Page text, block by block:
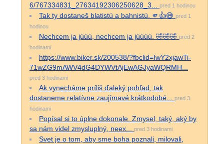
6/767334831_27634192306250628_3...
pred 1 hodinou
Tak ty dostaneš blatistú a bahnistú. 🫵👍😅 pred 1
hodinou
Nechcem ja júúú, nechcem ja júúúú. 🤣🤣🤣 pred 2
hodinami
https://www.biker.sk/200538/?fbclid=IwY2xjawTi-
71wZG9mAWV4dG4DYWVtAjEwAGJyaWQRMH...
pred 3 hodinami
Ak vynecháme príliš ďaleký pohľad, tak
dostaneme relatívne zaujímavé krátkodobé...
pred 3
hodinami
Popísal si to úplne dokonale. Zmysel, taký, aký by
sa nám videl zmysluplný, neex...
pred 3 hodinami
Svet je o tom, aby sme boha poznali, milovali,